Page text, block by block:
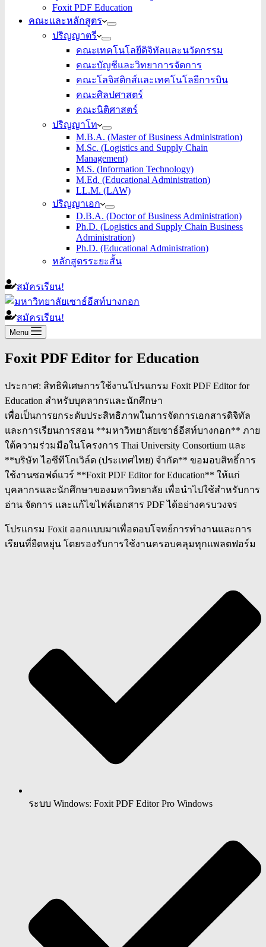
Foxit PDF Education
คณะและหลักสูตร
ปริญญาตรี
คณะเทคโนโลยีดิจิทัลและนวัตกรรม
คณะบัญชีและวิทยาการจัดการ
คณะโลจิสติกส์และเทคโนโลยีการบิน
คณะศิลปศาสตร์
คณะนิติศาสตร์
ปริญญาโท
M.B.A. (Master of Business Administration)
M.Sc. (Logistics and Supply Chain
Management)
M.S. (Information Technology)
M.Ed. (Educational Administration)
LL.M. (LAW)
ปริญญาเอก
D.B.A. (Doctor of Business Administration)
Ph.D. (Logistics and Supply Chain Business
Administration)
Ph.D. (Educational Administration)
หลักสูตรระยะสั้น
สมัครเรียน!
สมัครเรียน!
Menu
Foxit PDF Editor for Education
ประกาศ: สิทธิพิเศษการใช้งานโปรแกรม Foxit PDF Editor for
Education สำหรับบุคลากรและนักศึกษา
เพื่อเป็นการยกระดับประสิทธิภาพในการจัดการเอกสารดิจิทัล
และการเรียนการสอน **มหาวิทยาลัยเซาธ์อีสท์บางกอก** ภาย
ใต้ความร่วมมือในโครงการ Thai University Consortium และ
**บริษัท ไอซีทีโกเวิล์ด (ประเทศไทย) จำกัด** ขอมอบสิทธิ์การ
ใช้งานซอฟต์แวร์ **Foxit PDF Editor for Education** ให้แก่
บุคลากรและนักศึกษาของมหาวิทยาลัย เพื่อนำไปใช้สำหรับการ
อ่าน จัดการ และแก้ไขไฟล์เอกสาร PDF ได้อย่างครบวงจร
โปรแกรม Foxit ออกแบบมาเพื่อตอบโจทย์การทำงานและการ
เรียนที่ยืดหยุ่น โดยรองรับการใช้งานครอบคลุมทุกแพลตฟอร์ม
ระบบ Windows: Foxit PDF Editor Pro Windows